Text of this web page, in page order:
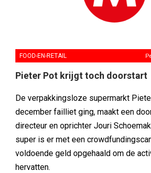
FOOD-EN-RETAIL
Pieter Pot krijgt toch doorstart
De verpakkingsloze supermarkt
december failliet ging, maakt een
directeur en oprichter Jouri
super is er met een
voldoende geld opgehaald om de
hervatten.